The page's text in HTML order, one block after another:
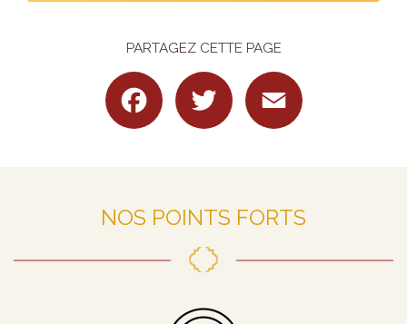
PARTAGEZ CETTE PAGE
Facebook Twitter
NOS POINTS FORTS